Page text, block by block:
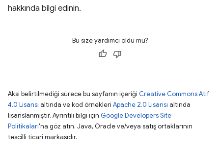
hakkında bilgi edinin.
Bu size yardımcı oldu mu?
Aksi belirtilmediği sürece bu sayfanın içeriği Creative Commons Atıf
4.0 Lisansı altında ve kod örnekleri Apache 2.0 Lisansı altında
lisanslanmıştır. Ayrıntılı bilgi için Google Developers Site
Politikaları'na göz atın. Java, Oracle ve/veya satış ortaklarının
tescilli ticari markasıdır.